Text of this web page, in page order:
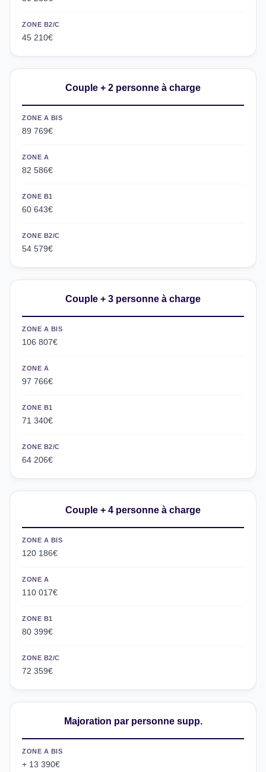
ZONE B2/C
45 210€
Couple + 2 personne à charge
ZONE A BIS
89 769€
ZONE A
82 586€
ZONE B1
60 643€
ZONE B2/C
54 579€
Couple + 3 personne à charge
ZONE A BIS
106 807€
ZONE A
97 766€
ZONE B1
71 340€
ZONE B2/C
64 206€
Couple + 4 personne à charge
ZONE A BIS
120 186€
ZONE A
110 017€
ZONE B1
80 399€
ZONE B2/C
72 359€
Majoration par personne supp.
ZONE A BIS
+ 13 390€